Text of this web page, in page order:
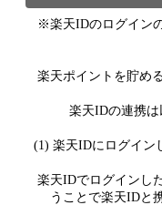
※楽天IDのログイン
楽天ポイントを貯め
楽天IDの連携は
(1) 楽天IDにログイン
楽天IDでログインし
うことで楽天IDと